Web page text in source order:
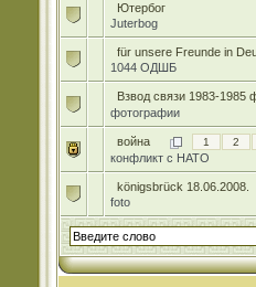
Ютербог
Juterbog
für unsere Freunde in
1044 ОДШБ
Взвод связи 1983-1985
фотографии
война 1 2
конфликт с НАТО
königsbrück 18.06.2008.
foto